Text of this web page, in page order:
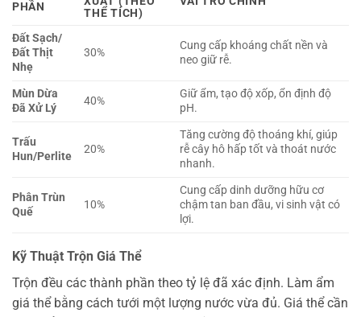
PHẦN
THỂ TÍCH)
Đất Sạch/
Đất Thịt
Nhẹ
30%
Cung cấp khoáng chất nền và
neo giữ rễ.
Mùn Dừa
Đã Xử Lý
40%
Giữ ẩm, tạo độ xốp, ổn định độ
pH.
Trấu
Hun/Perlite
20%
Tăng cường độ thoáng khí, giúp
rễ cây hô hấp tốt và thoát nước
nhanh.
Phân Trùn
Quế
10%
Cung cấp dinh dưỡng hữu cơ
chậm tan ban đầu, vi sinh vật có
lợi.
Kỹ Thuật Trộn Giá Thể
Trộn đều các thành phần theo tỷ lệ đã xác định. Làm ẩm
giá thể bằng cách tưới một lượng nước vừa đủ. Giá thể cần